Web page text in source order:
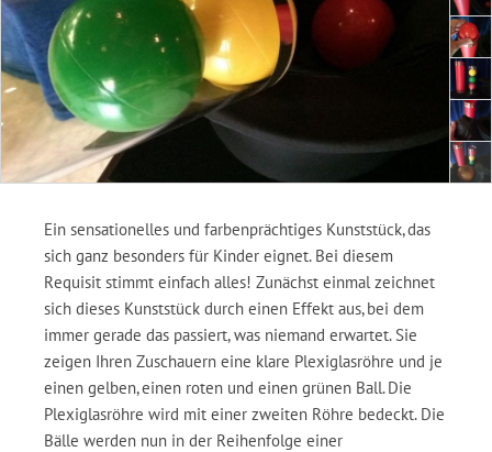
Ein sensationelles und farbenprächtiges Kunststück, das
sich ganz besonders für Kinder eignet. Bei diesem
Requisit stimmt einfach alles! Zunächst einmal zeichnet
sich dieses Kunststück durch einen Effekt aus, bei dem
immer gerade das passiert, was niemand erwartet. Sie
zeigen Ihren Zuschauern eine klare Plexiglasröhre und je
einen gelben, einen roten und einen grünen Ball. Die
Plexiglasröhre wird mit einer zweiten Röhre bedeckt. Die
Bälle werden nun in der Reihenfolge einer